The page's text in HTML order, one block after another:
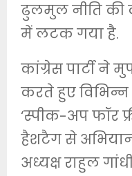
ढुलमुल नीति
में लटक गया है.
कांग्रेस पार्टी ने
करते हुए विभिन्न
‘स्पीक-अप फॉर
हैशटैग से अभियान
अध्यक्ष राहुल